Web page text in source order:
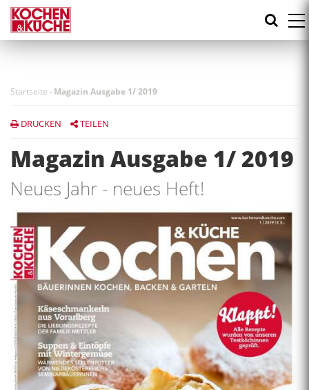
Direkt
zum
Inhalt
Startseite -Magazin Ausgabe 1/ 2019
DRUCKEN TEILEN
Magazin Ausgabe 1/ 2019
Neues Jahr - neues Heft!